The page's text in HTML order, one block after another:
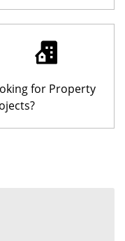
for Property